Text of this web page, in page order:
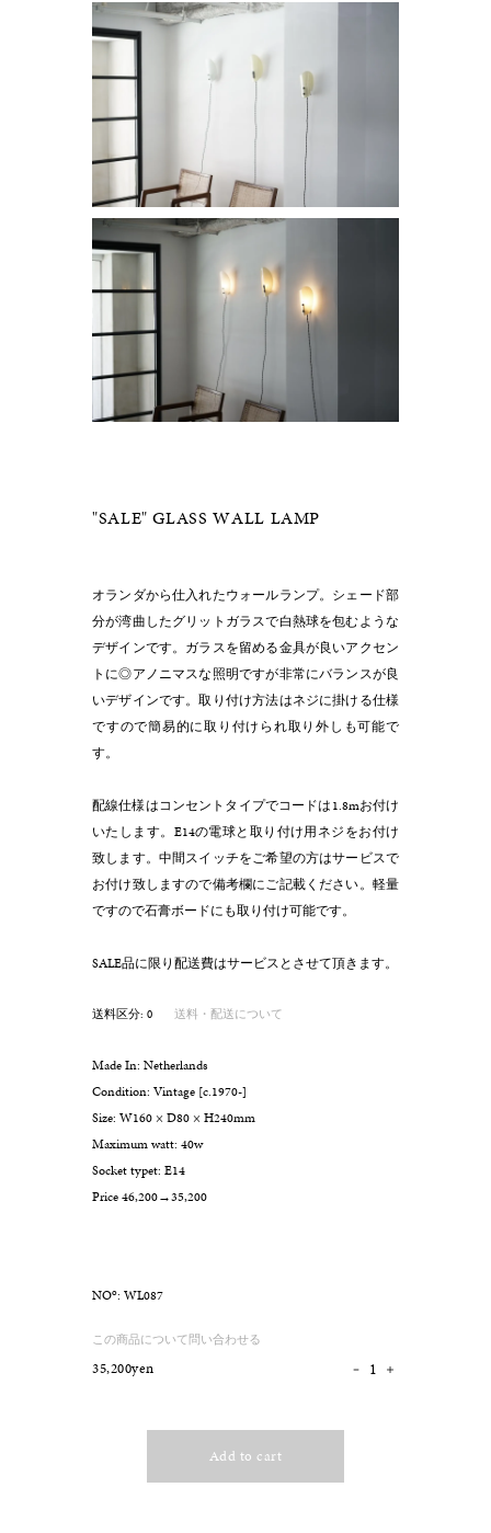
"SALE" GLASS WALL LAMP
オランダから仕入れたウォールランプ。シェード部
分が湾曲したグリットガラスで白熱球を包むような
デザインです。ガラスを留める金具が良いアクセン
トに◎アノニマスな照明ですが非常にバランスが良
いデザインです。取り付け方法はネジに掛ける仕様
ですので簡易的に取り付けられ取り外しも可能で
す。
配線仕様はコンセントタイプでコードは1.8mお付け
いたします。E14の電球と取り付け用ネジをお付け
致します。中間スイッチをご希望の方はサービスで
お付け致しますので備考欄にご記載ください。軽量
ですので石膏ボードにも取り付け可能です。
SALE品に限り配送費はサービスとさせて頂きます。
送料区分: 0 送料・配送について
Made In: Netherlands
Condition: Vintage [c.1970-]
Size: W160 × D80 × H240mm
Maximum watt: 40w
Socket typet: E14
Price 46,200→35,200
NOo: WL087
この商品について問い合わせる
35,200yen
Add to cart